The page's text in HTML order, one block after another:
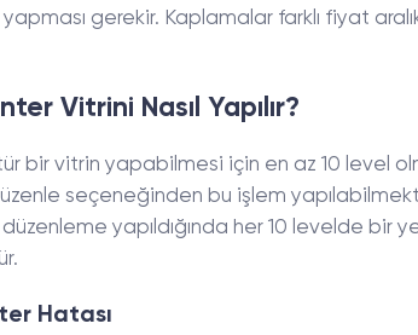
gerekir. Kaplamalar farklı fiyat
Vitrini Nasıl Yapılır?
bir vitrin yapabilmesi için en az 10 level
seçeneğinden bu işlem
yapıldığında her 10 levelde bir
Hatası